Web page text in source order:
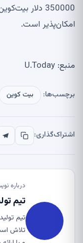
350000 دلار
امکان‌پذیر است.
منبع: U.Today
برچسب‌ها: بیت کوین
اشتراک‌گذاری:
درباره
تیم
تیم
تلاش